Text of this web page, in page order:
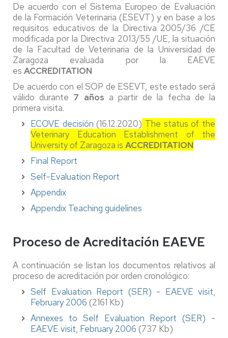
De acuerdo con el Sistema Europeo de Evaluación
de la Formación Veterinaria (ESEVT) y en base a los
requisitos educativos de la Directiva 2005/36 /CE
modificada por la Directiva 2013/55 /UE, la situación
de la Facultad de Veterinaria de la Universidad de
Zaragoza evaluada por la EAEVE
es ACCREDITATION
De acuerdo con el SOP de ESEVT, este estado será
válido durante 7 años a partir de la fecha de la
primera visita.
ECOVE decisión (16.12.2020) The status of the
Veterinary Education Establishment of the
University of Zaragoza is ACCREDITATION
Final Report
Self-Evaluation Report
Appendix
Appendix Teaching guidelines
Proceso de Acreditación EAEVE
A continuación se listan los documentos relativos al
proceso de acreditación por orden cronológico:
Self Evaluation Report (SER) - EAEVE visit,
February 2006 (2161 Kb)
Annexes to Self Evaluation Report (SER) -
EAEVE visit, February 2006 (737 Kb)